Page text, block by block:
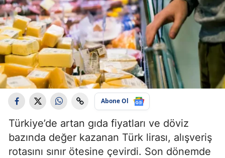
Abone Ol
Türkiye’de artan gıda fiyatları ve döviz
bazında değer kazanan Türk lirası, alışveriş
rotasını sınır ötesine çevirdi. Son dönemde